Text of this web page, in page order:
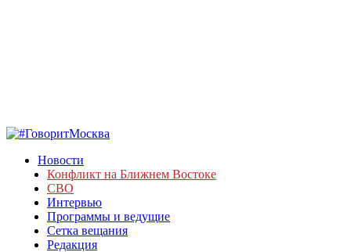
Новости
Конфликт на Ближнем Востоке
СВО
Интервью
Программы и ведущие
Сетка вещания
Редакция